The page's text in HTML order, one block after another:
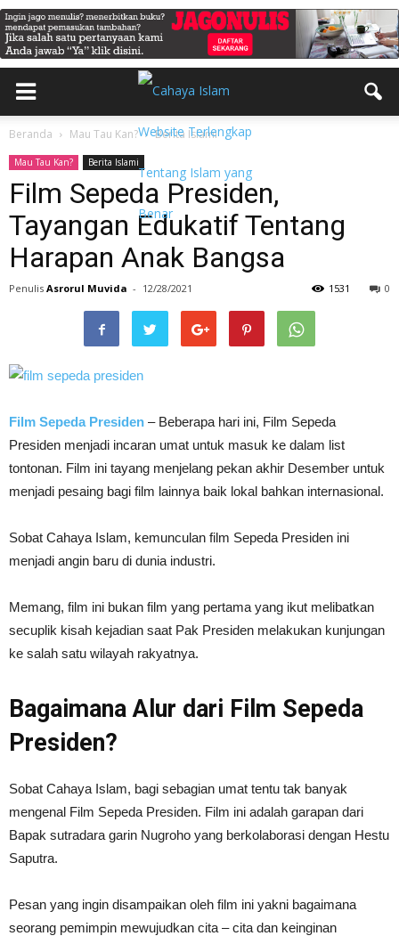
Beranda Mau Tau Kan? Berita Islami
Mau Tau Kan? Berita Islami
Film Sepeda Presiden,
Tayangan Edukatif Tentang
Harapan Anak Bangsa
Penulis Asrorul Muvida - 12/28/2021 0
1531
Film Sepeda Presiden – Beberapa hari ini, Film Sepeda
Presiden menjadi incaran umat untuk masuk ke dalam list
tontonan. Film ini tayang menjelang pekan akhir Desember untuk
menjadi pesaing bagi film lainnya baik lokal bahkan internasional.
Sobat Cahaya Islam, kemunculan film Sepeda Presiden ini
menjadi angin baru di dunia industri.
Memang, film ini bukan film yang pertama yang ikut melibatkan
secuplik kisah kejadian saat Pak Presiden melakukan kunjungan
ke salah satu wilayah rakyatnya.
Bagaimana Alur dari Film Sepeda
Presiden?
Sobat Cahaya Islam, bagi sebagian umat tentu tak banyak
mengenal Film Sepeda Presiden. Film ini adalah garapan dari
Bapak sutradara garin Nugroho yang berkolaborasi dengan Hestu
Saputra.
Pesan yang ingin disampaikan oleh film ini yakni bagaimana
seorang pemimpin mewujudkan cita – cita dan keinginan